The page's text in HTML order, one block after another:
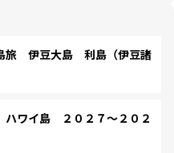
伊豆大島 利島（伊豆諸
ワイ島 ２０２７～２０２